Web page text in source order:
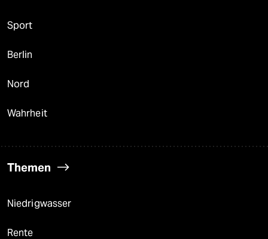
Sport
Berlin
Nord
Wahrheit
Themen
Niedrigwasser
Rente